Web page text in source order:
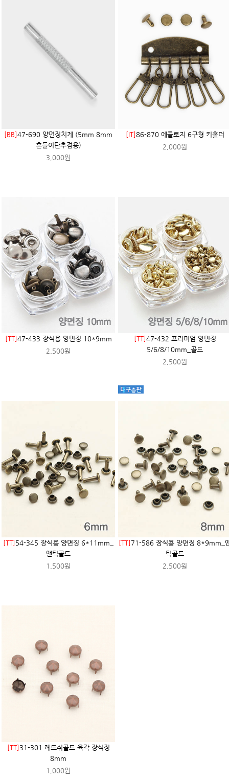
[BB]47-690 양면징치게 (5mm 8mm
흔들이단추겸용)
3,000원
[IT]86-870 에콜로지 6구형 키홀더
2,000원
[TT]47-433 장식용 양면징 10*9mm
2,500원
[TT]47-432 프리미엄 양면징
5/6/8/10mm_골드
2,500원
[TT] 54-345 장식용 양면징 6*11mm_
앤틱골드
1,500원
[TT] 71-586 장식용 양면징 8*9mm_
틱골드
2,500원
[TT] 31-301 레드쉬골드 육각 장식징
8mm
1,000원